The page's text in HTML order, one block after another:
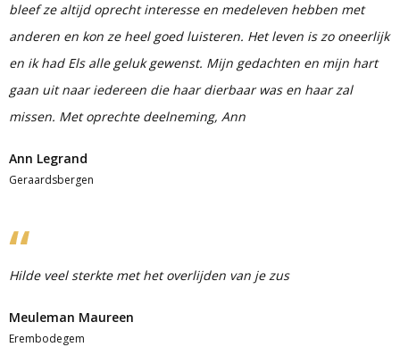
bleef ze altijd oprecht interesse en medeleven hebben met
anderen en kon ze heel goed luisteren. Het leven is zo oneerlijk
en ik had Els alle geluk gewenst. Mijn gedachten en mijn hart
gaan uit naar iedereen die haar dierbaar was en haar zal
missen. Met oprechte deelneming, Ann
Ann Legrand
Geraardsbergen
Hilde veel sterkte met het overlijden van je zus
Meuleman Maureen
Erembodegem